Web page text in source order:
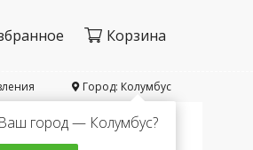
Корзина
Город: Колумбус
Ваш город — Колумбус?